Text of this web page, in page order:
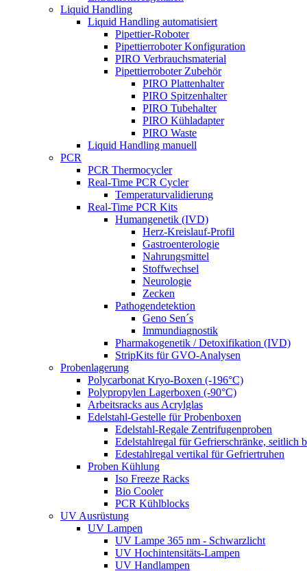
Liquid Handling
Liquid Handling automatisiert
Pipettier-Roboter
Pipettierroboter Konfiguration
PIRO Verbrauchsmaterial
Pipettierroboter Zubehör
PIRO Plattenhalter
PIRO Spitzenhalter
PIRO Tubehalter
PIRO Kühladapter
PIRO Waste
Liquid Handling manuell
PCR
PCR Thermocycler
Real-Time PCR Cycler
Temperaturvalidierung
Real-Time PCR Kits
Humangenetik (IVD)
Herz-Kreislauf-Profil
Gastroenterologie
Nahrungsmittel
Stoffwechsel
Neurologie
Zecken
Pathogendetektion
Geno Sen´s
Immundiagnostik
Pharmakogenetik / Detoxifikation (IVD)
StripKits für GVO-Analysen
Probenlagerung
Polycarbonat Kryo-Boxen (-196°C)
Polypropylen Lagerboxen (-90°C)
Arbeitsracks aus Acrylglas
Edelstahl-Gestelle für Probenboxen
Edelstahl-Regale Zentrifugenproben
Edelstahlregal für Gefrierschränke, seitlich
Edestahlregal vertikal für Gefriertruhen
Proben Kühlung
Iso Freeze Racks
Bio Cooler
PCR Kühlblocks
UV Ausrüstung
UV Lampen
UV Lampe 365 nm - Schwarzlicht
UV Hochintensitäts-Lampen
UV Handlampen